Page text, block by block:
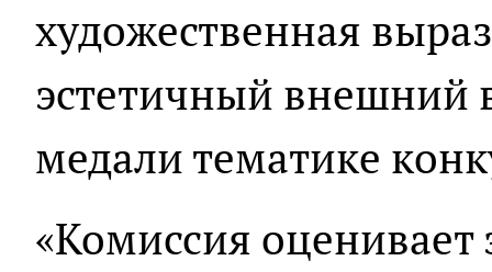
художественная
эстетичный внешний
медали тематике
«Комиссия оценивает